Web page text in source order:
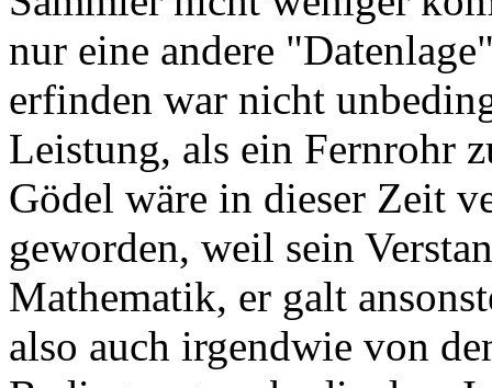
nur eine andere
erfinden war nicht
Leistung, als ein Fernrohr
Gödel wäre in dieser Zeit
geworden, weil sein
Mathematik, er galt
also auch irgendwie von